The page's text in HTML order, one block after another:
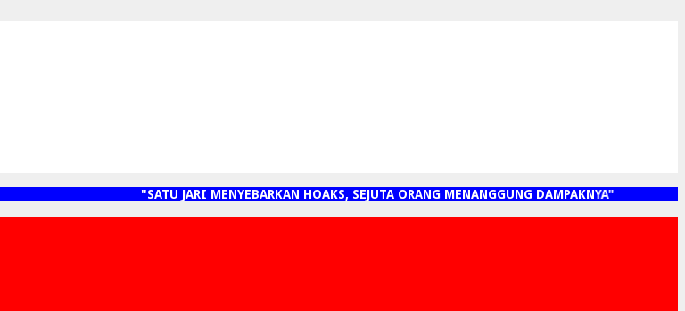
"SATU JARI MENYEBARKAN HOAKS, SEJUTA ORANG MENANGGUNG DAMPAKNYA"